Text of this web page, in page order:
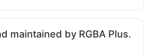
maintained by RGBA Plus.